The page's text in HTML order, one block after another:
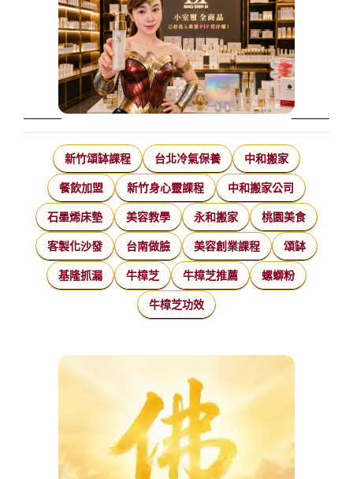
新竹頌缽課程 台北冷氣保養 中和搬家
餐飲加盟 新竹身心靈課程 中和搬家公司
石墨烯床墊 美容教學 永和搬家 桃園美食
客製化沙發 台南做臉 美容創業課程 頌缽
基隆抓漏 牛樟芝 牛樟芝推薦 螺螄粉
牛樟芝功效